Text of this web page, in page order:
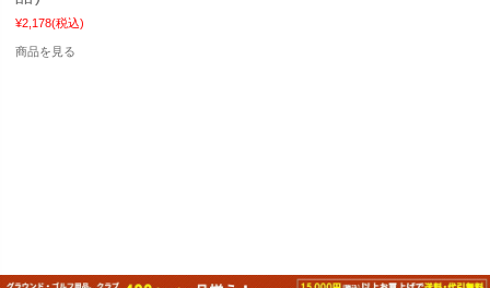
¥2,178(税込)
商品を見る